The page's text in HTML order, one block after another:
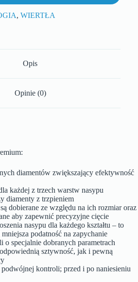
, WIERTŁA
Opis
Opinie (0)
diamentów zwiększający efektywność
każdej z trzech warstw nasypu
diamenty z trzpieniem
dobierane ze względu na ich rozmiar oraz
aby zapewnić precyzyjne cięcie
nasypu dla każdego kształtu – to
podatność na zapychanie
o specjalnie dobranych parametrach
sztywność, jak i pewną
kontroli; przed i po naniesieniu